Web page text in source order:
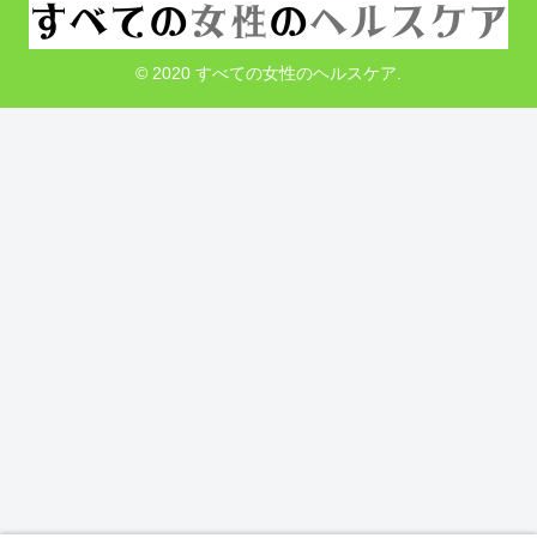
© 2020 すべての女性のヘルスケア.